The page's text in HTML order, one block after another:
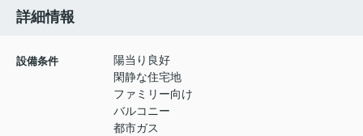
詳細情報
設備条件
陽当り良好
閑静な住宅地
ファミリー向け
バルコニー
都市ガス